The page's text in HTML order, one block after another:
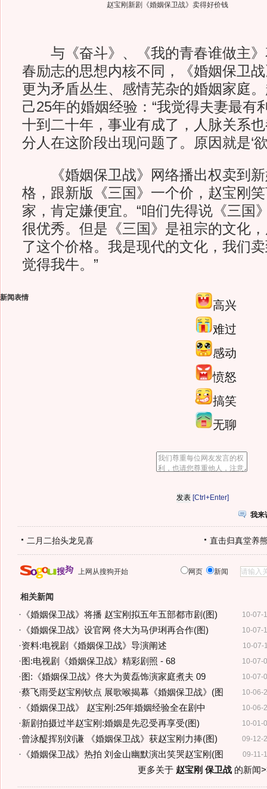
赵宝刚新剧《婚姻保卫战》卖得好价钱
与《奋斗》、《我的青春谁做主》
春励志的思想内核不同，《婚姻保卫
更为矛盾丛生、感情芜杂的婚姻家庭
己25年的婚姻经验：“我觉得夫妻最有
十到二十年，事业有成了，人脉关系
分人在这阶段出现问题了。原因就是‘
《婚姻保卫战》网络播出权卖到新
格，跟新版《三国》一个价，赵宝刚
家，肯定嫌便宜。“咱们先得说《三国
很优秀。但是《三国》是祖宗的文化
了这个价格。我是现代的文化，我们
觉得我牛。”
新闻表情
高兴
难过
感动
愤怒
搞笑
无聊
[Ctrl+Enter]
我来
二月二抬头龙见喜 直击归真堂养
上网从搜狗开始 网页 新闻
相关新闻
10-07-
· 《婚姻保卫战》将播 赵宝刚拟五年五部都市剧(图)
10-07-
· 《婚姻保卫战》设官网 佟大为马伊琍再合作(图)
10-07-
·资料:电视剧《婚姻保卫战》导演阐述
10-07-
· 图:电视剧《婚姻保卫战》精彩剧照 - 68
10-07-
· 图:《婚姻保卫战》佟大为黄磊饰演家庭煮夫 09
10-06-
·蔡飞雨受赵宝刚钦点 展歌喉揭幕《婚姻保卫战》(图
10-06-
· 《婚姻保卫战》 赵宝刚:25年婚姻经验全在剧中
10-01-
·新剧拍摄过半赵宝刚:婚姻是先忍受再享受(图)
09-12-
·曾泳醍挥别刘谦 《婚姻保卫战》获赵宝刚力捧(图)
09-11-
· 《婚姻保卫战》热拍 刘金山幽默演出笑哭赵宝刚(图
更多关于 赵宝刚 保卫战的新闻